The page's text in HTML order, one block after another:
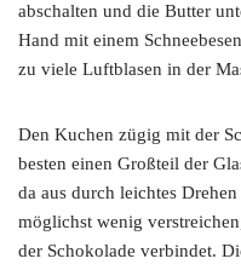
abschalten und die Butter
Hand mit einem
zu viele Luftblasen in der
Den Kuchen zügig mit der
besten einen Großteil der
da aus durch leichtes
möglichst wenig
der Schokolade verbindet.